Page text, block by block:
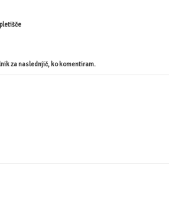
za naslednjič, ko komentiram.